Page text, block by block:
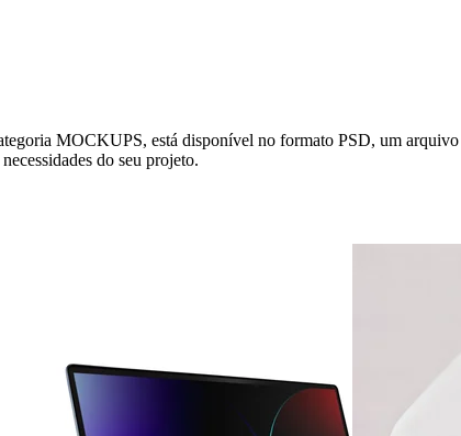
MOCKUPS, está disponível no formato PSD, um
do seu projeto.